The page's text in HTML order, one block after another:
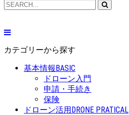
カテゴリーから探す
基本情報BASIC
ドローン入門
申請・手続き
保険
ドローン活用DRONE PRATICAL